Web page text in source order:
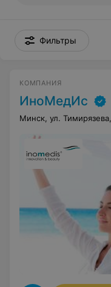
Фильтры
КОМПАНИЯ
ИноМедИс
Минск, ул.